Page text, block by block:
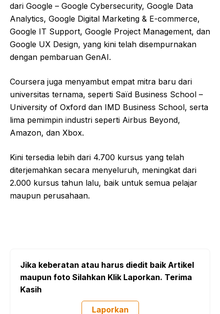
dari Google – Google Cybersecurity, Google Data
Analytics, Google Digital Marketing & E-commerce,
Google IT Support, Google Project Management, dan
Google UX Design, yang kini telah disempurnakan
dengan pembaruan GenAI.
Coursera juga menyambut empat mitra baru dari
universitas ternama, seperti Saïd Business School –
University of Oxford dan IMD Business School, serta
lima pemimpin industri seperti Airbus Beyond,
Amazon, dan Xbox.
Kini tersedia lebih dari 4.700 kursus yang telah
diterjemahkan secara menyeluruh, meningkat dari
2.000 kursus tahun lalu, baik untuk semua pelajar
maupun perusahaan.
Jika keberatan atau harus diedit baik Artikel
maupun foto Silahkan Klik Laporkan. Terima
Kasih
Laporkan